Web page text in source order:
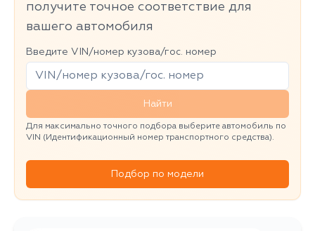
получите точное соответствие для
вашего автомобиля
Введите VIN/номер кузова/гос. номер
Найти
Для максимально точного подбора выберите автомобиль по
VIN (Идентификационный номер транспортного средства).
Подбор по модели